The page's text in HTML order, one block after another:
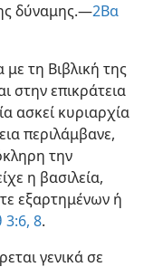
δύναμης.—2Βα
τη Βιβλική της
στην επικράτεια
ασκεί κυριαρχία
περιλάμβανε,
την
η βασιλεία,
εξαρτημένων ή
3:6, 8.
γενικά σε